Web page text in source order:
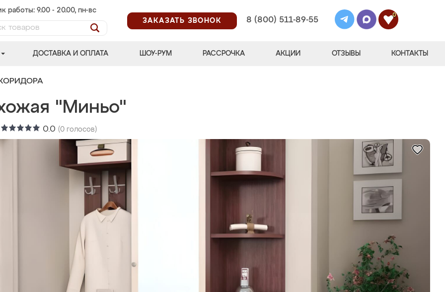
работы: 9.00 - 20.00, пн-вс
ЗАКАЗАТЬ ЗВОНОК
8 (800) 511-89-55
0
ДОСТАВКА И ОПЛАТА ШОУ-РУМ РАССРОЧКА АКЦИИ ОТЗЫВЫ КОНТАКТЫ
"Миньо"
0.0 (0 голосов)